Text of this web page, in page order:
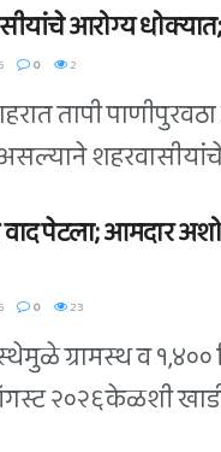
आरोग्य धोक्यात;
0 2
तापी
असल्याने
पेटला; आमदार
0 23
ग्रामस्थ व १,४००
२०२६केळशी खाडी